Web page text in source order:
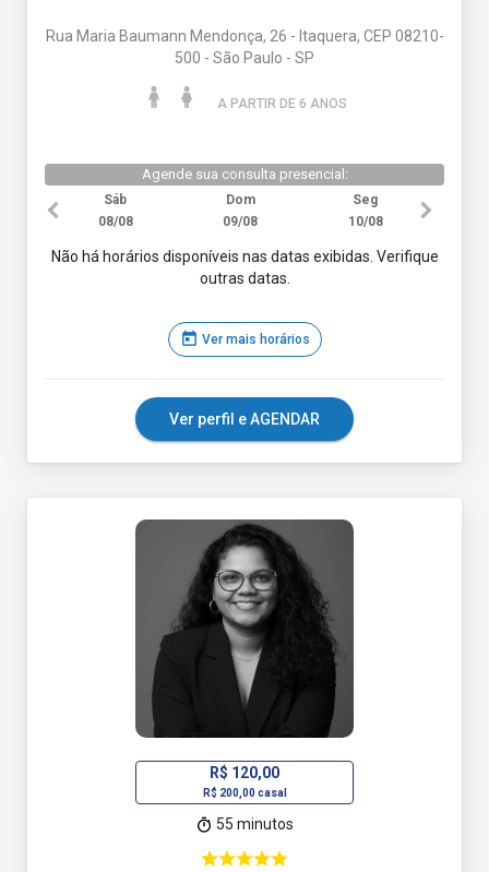
Rua Maria Baumann Mendonça, 26 - Itaquera, CEP 08210-
500 - São Paulo - SP
A PARTIR DE 6 ANOS
Agende sua consulta presencial:
Sáb
08/08
Dom
09/08
Seg
10/08
Não há horários disponíveis nas datas exibidas. Verifique
outras datas.
today Ver mais horários
Ver perfil e AGENDAR
R$ 120,00
R$ 200,00 casal
55 minutos